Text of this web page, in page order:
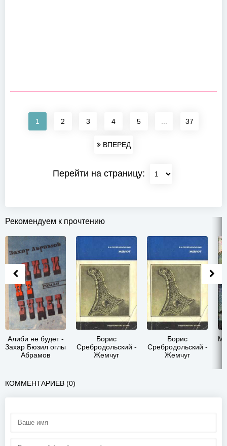
1 2 3 4 5 ... 37
ВПЕРЕД
Перейти на страницу:
Рекомендуем к прочтению
Алиби не будет -
Захар Бюзил оглы
Абрамов
Борис
Сребродольский -
Жемчуг
Борис
Сребродольский -
Жемчуг
КОММЕНТАРИЕВ (0)